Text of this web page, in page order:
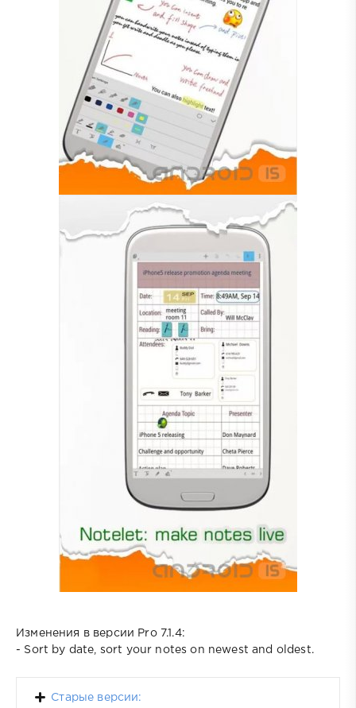
Изменения в версии Pro 7.1.4:
- Sort by date, sort your notes on newest and oldest.
Старые версии: